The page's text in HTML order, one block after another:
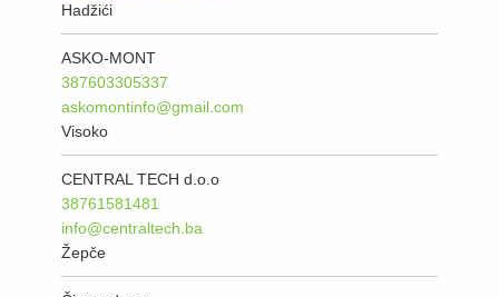
Hadžići
ASKO-MONT
387603305337
askomontinfo@gmail.com
Visoko
CENTRAL TECH d.o.o
38761581481
info@centraltech.ba
Žepče